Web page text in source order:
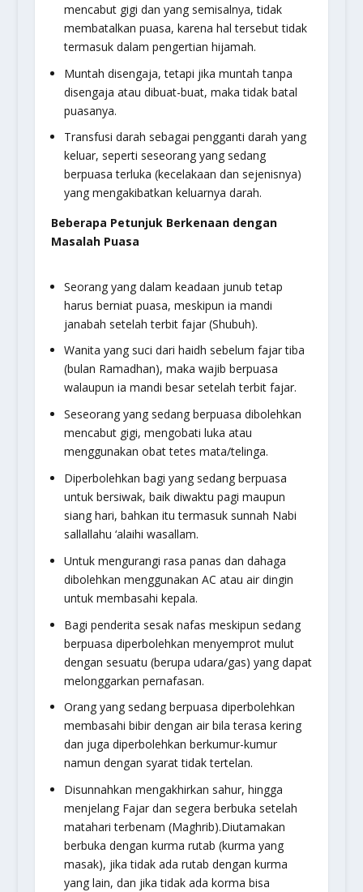
mencabut gigi dan yang semisalnya, tidak
membatalkan puasa, karena hal tersebut tidak
termasuk dalam pengertian hijamah.
Muntah disengaja, tetapi jika muntah tanpa
disengaja atau dibuat-buat, maka tidak batal
puasanya.
Transfusi darah sebagai pengganti darah yang
keluar, seperti seseorang yang sedang
berpuasa terluka (kecelakaan dan sejenisnya)
yang mengakibatkan keluarnya darah.
Beberapa Petunjuk Berkenaan dengan
Masalah Puasa
Seorang yang dalam keadaan junub tetap
harus berniat puasa, meskipun ia mandi
janabah setelah terbit fajar (Shubuh).
Wanita yang suci dari haidh sebelum fajar tiba
(bulan Ramadhan), maka wajib berpuasa
walaupun ia mandi besar setelah terbit fajar.
Seseorang yang sedang berpuasa dibolehkan
mencabut gigi, mengobati luka atau
menggunakan obat tetes mata/telinga.
Diperbolehkan bagi yang sedang berpuasa
untuk bersiwak, baik diwaktu pagi maupun
siang hari, bahkan itu termasuk sunnah Nabi
sallallahu ‘alaihi wasallam.
Untuk mengurangi rasa panas dan dahaga
dibolehkan menggunakan AC atau air dingin
untuk membasahi kepala.
Bagi penderita sesak nafas meskipun sedang
berpuasa diperbolehkan menyemprot mulut
dengan sesuatu (berupa udara/gas) yang dapat
melonggarkan pernafasan.
Orang yang sedang berpuasa diperbolehkan
membasahi bibir dengan air bila terasa kering
dan juga diperbolehkan berkumur-kumur
namun dengan syarat tidak tertelan.
Disunnahkan mengakhirkan sahur, hingga
menjelang Fajar dan segera berbuka setelah
matahari terbenam (Maghrib).Diutamakan
berbuka dengan kurma rutab (kurma yang
masak), jika tidak ada rutab dengan kurma
yang lain, dan jika tidak ada korma bisa